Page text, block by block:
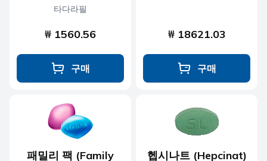
타다라필
₩ 1560.56
구매
₩ 18621.03
구매
패밀리 팩 (Family 헵시나트 (Hepcinat)